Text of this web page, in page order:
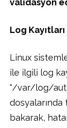
validasyon
Log
Linux
ile ilgili log
“/var/log/
dosyalarında
bakarak,